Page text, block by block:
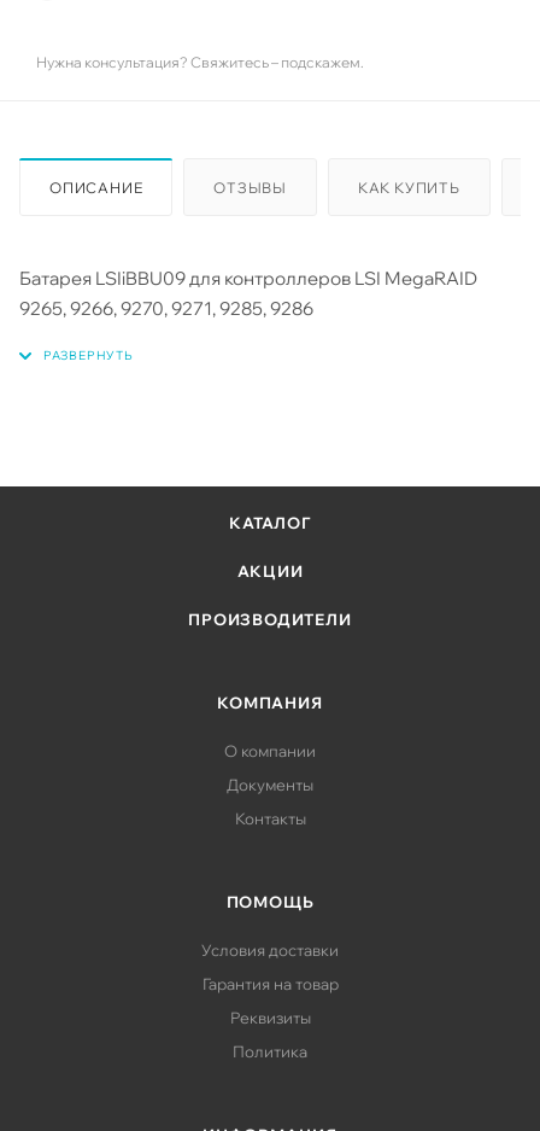
Нужна консультация? Свяжитесь – подскажем.
ОПИСАНИЕ ОТЗЫВЫ КАК КУПИТЬ
Батарея LSIiBBU09 для контроллеров LSI MegaRAID
9265, 9266, 9270, 9271, 9285, 9286
КАТАЛОГ
АКЦИИ
ПРОИЗВОДИТЕЛИ
КОМПАНИЯ
О компании
Документы
Контакты
ПОМОЩЬ
Условия доставки
Гарантия на товар
Реквизиты
Политика